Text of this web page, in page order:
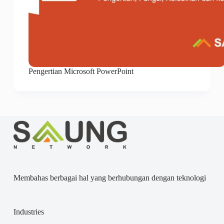
Pengertian Microsoft PowerPoint
Membahas berbagai hal yang berhubungan dengan teknologi
Industries